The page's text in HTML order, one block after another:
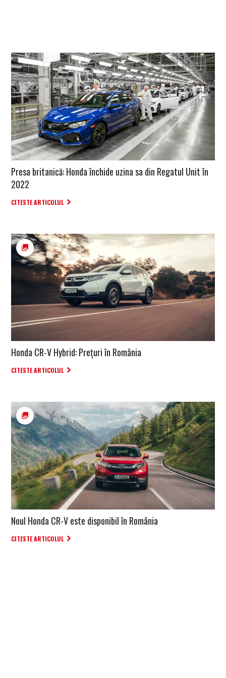
Presa britanică: Honda închide uzina sa din Regatul Unit în
2022
CITESTE ARTICOLUL
Honda CR-V Hybrid: Prețuri în România
CITESTE ARTICOLUL
Noul Honda CR-V este disponibil în România
CITESTE ARTICOLUL